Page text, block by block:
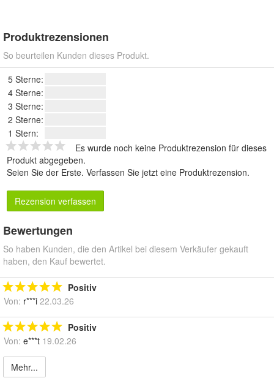
Produktrezensionen
So beurteilen Kunden dieses Produkt.
5 Sterne:
4 Sterne:
3 Sterne:
2 Sterne:
1 Stern:
Es wurde noch keine Produktrezension für dieses
Produkt abgegeben.
Seien Sie der Erste. Verfassen Sie jetzt eine Produktrezension.
Rezension verfassen
Bewertungen
So haben Kunden, die den Artikel bei diesem Verkäufer gekauft
haben, den Kauf bewertet.
Positiv
Von: r***i 22.03.26
Positiv
Von: e***t 19.02.26
Mehr...